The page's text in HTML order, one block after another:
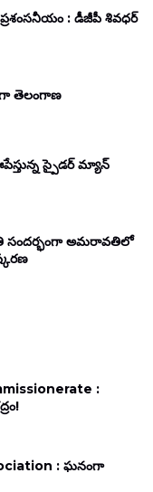
: డీజీపీ శివధర్
తెలంగాణ
స్పైడర్ మ్యాన్
సందర్భంగా అమరావతిలో
:
: ఘనంగా